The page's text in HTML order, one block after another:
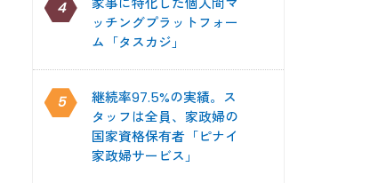
4
ッチングプラットフォー
ム「タスカジ」
5
継続率97.5%の実績。ス
タッフは全員、家政婦の
国家資格保有者「ピナイ
家政婦サービス」